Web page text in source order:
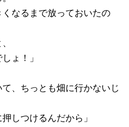
くなるまで放っておいたの
ょ！」
て、ちっとも畑に行かないじ
しつけるんだから」